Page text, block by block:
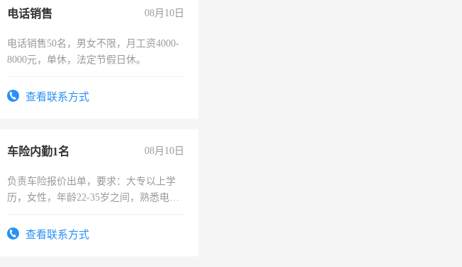
电话销售 08月10日
电话销售50名，男女不限，月工资4000-
8000元，单休，法定节假日休。
查看联系方式
车险内勤1名 08月10日
负责车险报价出单，要求：大专以上学
历，女性，年龄22-35岁之间，熟悉电脑
试用期1-3个月，转正后交纳五险，
查看联系方式